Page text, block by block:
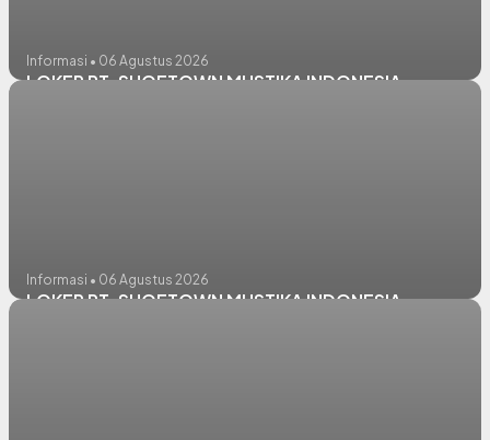
Informasi • 06 Agustus 2026
LOKER PT. SHOETOWN MUSTIKA INDONESIA
Informasi • 06 Agustus 2026
LOKER PT. SHOETOWN MUSTIKA INDONESIA